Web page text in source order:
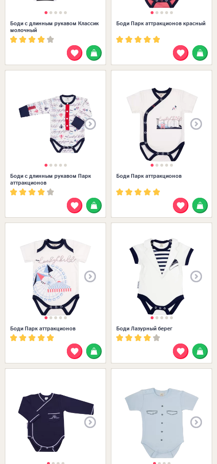
Боди с длинным рукавом Классик
молочный
Боди Парк аттракционов красный
Боди с длинным рукавом Парк
аттракционов
Боди Парк аттракционов
Боди Парк аттракционов Боди Лазурный берег